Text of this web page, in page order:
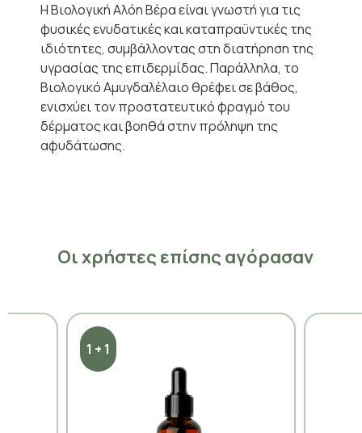
Η Βιολογική Αλόη Βέρα είναι γνωστή για τις
φυσικές ενυδατικές και καταπραϋντικές της
ιδιότητες, συμβάλλοντας στη διατήρηση της
υγρασίας της επιδερμίδας. Παράλληλα, το
Βιολογικό Αμυγδαλέλαιο θρέφει σε βάθος,
ενισχύει τον προστατευτικό φραγμό του
δέρματος και βοηθά στην πρόληψη της
αφυδάτωσης.
Οι χρήστες επίσης αγόρασαν
1 + 1